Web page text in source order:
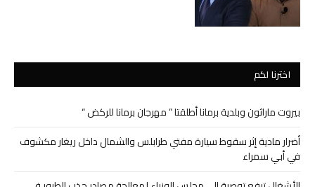
اخترنا لكم
بيروت ماراثون وبلدية برمانا أطلقتا ” مهرجان برمانا للركض “
أضرار مادية إثر سقوط سيارة مفتي طرابلس والشمال داخل ريغار مكشوف
في أبي سمراء